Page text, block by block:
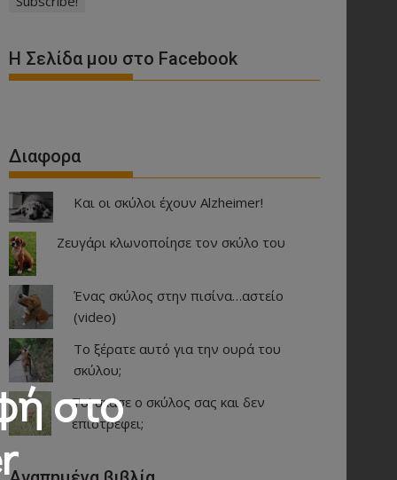
Η Σελίδα μου στο Facebook
Διαφορα
Και οι σκύλοι έχουν Alzheimer!
Ζευγάρι κλωνοποίησε τον σκύλο του
Ένας σκύλος στην πισίνα…αστείο
(video)
Το ξέρατε αυτό για την ουρά του
σκύλου;
Το’ σκασε ο σκύλος σας και δεν
επιστρέφει;
στο